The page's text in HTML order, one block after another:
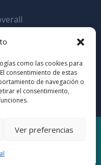
como las cookies para
consentimiento de estas
de navegación o
el consentimiento,
Ver preferencias